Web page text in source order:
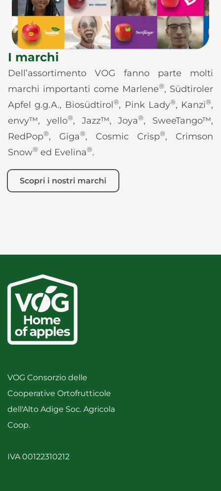
I marchi
Dell’assortimento VOG fanno parte molti
marchi importanti come Marlene®, Südtiroler
Apfel g.g.A., Biosüdtirol®, Pink Lady®, Kanzi®,
envy™, yello®, Jazz™, Joya®, SweeTango™,
RedPop®, Giga®, Cosmic Crisp®, Crimson
Snow® ed Evelina®.
Scopri i nostri marchi
VOG Consorzio delle
Cooperative Ortofrutticole
dell'Alto Adige Soc. Agricola
Coop.
IVA 00122310212